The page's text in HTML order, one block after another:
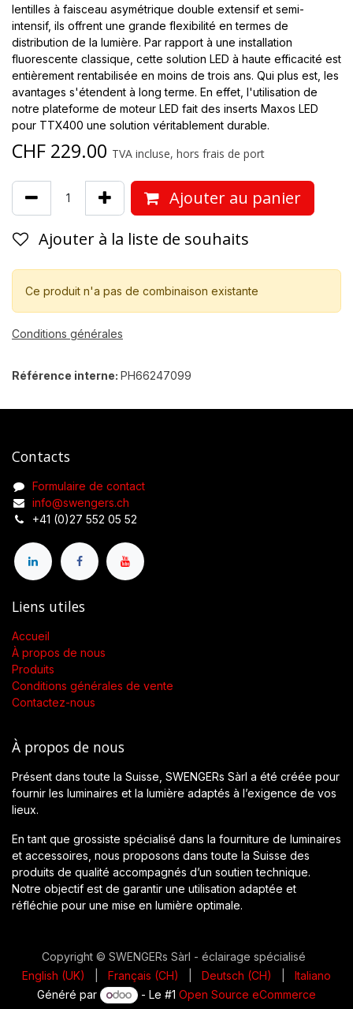
lentilles à faisceau asymétrique double extensif et semi-
intensif, ils offrent une grande flexibilité en termes de
distribution de la lumière. Par rapport à une installation
fluorescente classique, cette solution LED à haute efficacité est
entièrement rentabilisée en moins de trois ans. Qui plus est, les
avantages s'étendent à long terme. En effet, l'utilisation de
notre plateforme de moteur LED fait des inserts Maxos LED
pour TTX400 une solution véritablement durable.
CHF 229.00 TVA incluse, hors frais de port
Ajouter au panier
Ajouter à la liste de souhaits
Ce produit n'a pas de combinaison existante
Conditions générales
Référence interne: PH66247099
Contacts
Formulaire de contact
info@swengers.ch
+41 (0)27 552 05 52
Liens utiles
Accueil
À propos de nous
Produits
Conditions générales de vente
Contactez-nous
À propos de nous
Présent dans toute la Suisse, SWENGERs Sàrl a été créée pour
fournir les luminaires et la lumière adaptés à l’exigence de vos
lieux.
En tant que grossiste spécialisé dans la fourniture de luminaires
et accessoires, nous proposons dans toute la Suisse des
produits de qualité accompagnés d’un soutien technique.
Notre objectif est de garantir une utilisation adaptée et
réfléchie pour une mise en lumière optimale.
Copyright © SWENGERs Sàrl - éclairage spécialisé
English (UK)
Français (CH) Deutsch (CH)
Italiano
Généré par
- Le #1Open Source eCommerce